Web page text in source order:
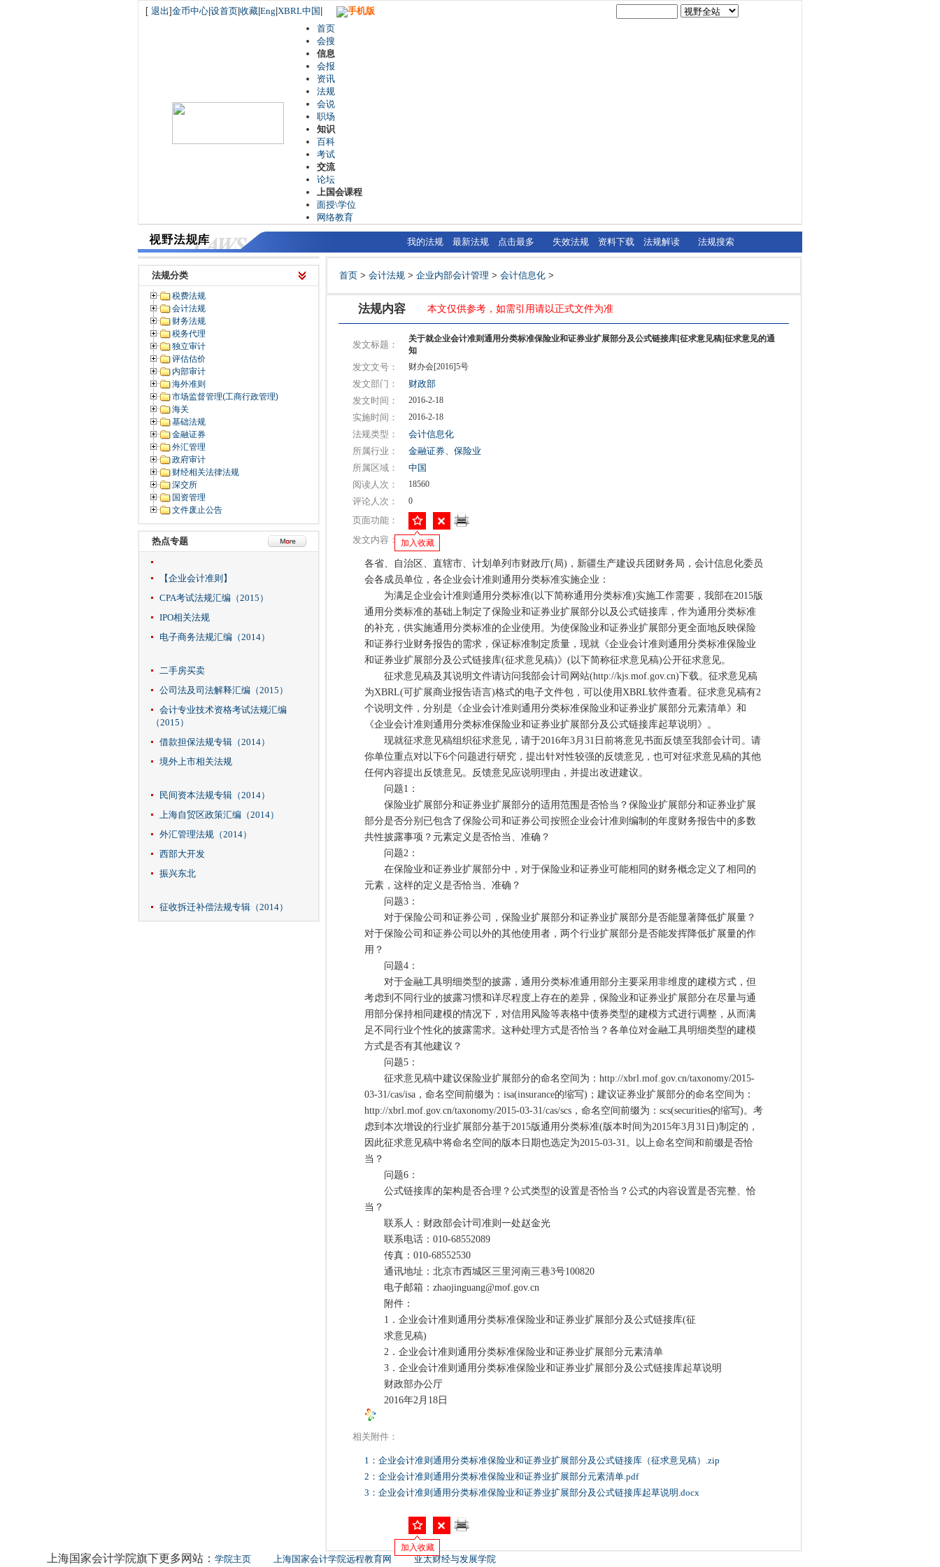
[ 退出]金币中心 设首页 收藏 Eng XBRL中国
手机版
首页
会搜
信息
会报
资讯
法规
会说
职场
知识
百科
考试
交流
论坛
上国会课程
面授\学位
网络教育
我的法规 最新法规 点击最多 失效法规 资料下载 法规解读 法规搜索
法规分类
税费法规
会计法规
财务法规
税务代理
独立审计
评估估价
内部审计
海外准则
市场监督管理(工商行政管理)
海关
基础法规
金融证券
外汇管理
政府审计
财经相关法律法规
深交所
国资管理
文件废止公告
热点专题
【企业会计准则】
CPA考试法规汇编（2015）
IPO相关法规
电子商务法规汇编（2014）
二手房买卖
公司法及司法解释汇编（2015）
会计专业技术资格考试法规汇编
（2015）
借款担保法规专辑（2014）
境外上市相关法规
民间资本法规专辑（2014）
上海自贸区政策汇编（2014）
外汇管理法规（2014）
西部大开发
振兴东北
征收拆迁补偿法规专辑（2014）
首页 > 会计法规 > 企业内部会计管理 > 会计信息化 >
法规内容 本文仅供参考，如需引用请以正式文件为准
发文标题：
关于就企业会计准则通用分类标准保险业和证券业扩展部分及公式链接库[征求意见稿]征求意见的通
知
发文文号： 财办会[2016]5号
发文部门：
财政部
发文时间：
2016-2-18
实施时间： 2016-2-18
法规类型：
会计信息化
所属行业：
金融证券、保险业
所属区域：
中国
阅读人次：
18560
评论人次： 0
页面功能：
加入收藏
发文内容：
各省、自治区、直辖市、计划单列市财政厅(局)，新疆生产建设兵团财务局，会计信息化委员
会各成员单位，各企业会计准则通用分类标准实施企业：
为满足企业会计准则通用分类标准(以下简称通用分类标准)实施工作需要，我部在2015版
通用分类标准的基础上制定了保险业和证券业扩展部分以及公式链接库，作为通用分类标准
的补充，供实施通用分类标准的企业使用。为使保险业和证券业扩展部分更全面地反映保险
和证券行业财务报告的需求，保证标准制定质量，现就《企业会计准则通用分类标准保险业
和证券业扩展部分及公式链接库(征求意见稿)》(以下简称征求意见稿)公开征求意见。
征求意见稿及其说明文件请访问我部会计司网站(http://kjs.mof.gov.cn)下载。征求意见稿
为XBRL(可扩展商业报告语言)格式的电子文件包，可以使用XBRL软件查看。征求意见稿有2
个说明文件，分别是《企业会计准则通用分类标准保险业和证券业扩展部分元素清单》和
《企业会计准则通用分类标准保险业和证券业扩展部分及公式链接库起草说明》。
现就征求意见稿组织征求意见，请于2016年3月31日前将意见书面反馈至我部会计司。请
你单位重点对以下6个问题进行研究，提出针对性较强的反馈意见，也可对征求意见稿的其他
任何内容提出反馈意见。反馈意见应说明理由，并提出改进建议。
问题1：
保险业扩展部分和证券业扩展部分的适用范围是否恰当？保险业扩展部分和证券业扩展
部分是否分别已包含了保险公司和证券公司按照企业会计准则编制的年度财务报告中的多数
共性披露事项？元素定义是否恰当、准确？
问题2：
在保险业和证券业扩展部分中，对于保险业和证券业可能相同的财务概念定义了相同的
元素，这样的定义是否恰当、准确？
问题3：
对于保险公司和证券公司，保险业扩展部分和证券业扩展部分是否能显著降低扩展量？
对于保险公司和证券公司以外的其他使用者，两个行业扩展部分是否能发挥降低扩展量的作
用？
问题4：
对于金融工具明细类型的披露，通用分类标准通用部分主要采用非维度的建模方式，但
考虑到不同行业的披露习惯和详尽程度上存在的差异，保险业和证券业扩展部分在尽量与通
用部分保持相同建模的情况下，对信用风险等表格中债券类型的建模方式进行调整，从而满
足不同行业个性化的披露需求。这种处理方式是否恰当？各单位对金融工具明细类型的建模
方式是否有其他建议？
问题5：
征求意见稿中建议保险业扩展部分的命名空间为：http://xbrl.mof.gov.cn/taxonomy/2015-
03-31/cas/isa，命名空间前缀为：isa(insurance的缩写)；建议证券业扩展部分的命名空间为：
http://xbrl.mof.gov.cn/taxonomy/2015-03-31/cas/scs，命名空间前缀为：scs(securities的缩写)。考
虑到本次增设的行业扩展部分基于2015版通用分类标准(版本时间为2015年3月31日)制定的，
因此征求意见稿中将命名空间的版本日期也选定为2015-03-31。以上命名空间和前缀是否恰
当？
问题6：
公式链接库的架构是否合理？公式类型的设置是否恰当？公式的内容设置是否完整、恰
当？
联系人：财政部会计司准则一处赵金光
联系电话：010-68552089
传真：010-68552530
通讯地址：北京市西城区三里河南三巷3号100820
电子邮箱：zhaojinguang@mof.gov.cn
附件：
1．企业会计准则通用分类标准保险业和证券业扩展部分及公式链接库(征
求意见稿)
2．企业会计准则通用分类标准保险业和证券业扩展部分元素清单
3．企业会计准则通用分类标准保险业和证券业扩展部分及公式链接库起草说明
财政部办公厅
2016年2月18日
相关附件：
1：企业会计准则通用分类标准保险业和证券业扩展部分及公式链接库（征求意见稿）.zip
2：企业会计准则通用分类标准保险业和证券业扩展部分元素清单.pdf
3：企业会计准则通用分类标准保险业和证券业扩展部分及公式链接库起草说明.docx
加入收藏
上海国家会计学院旗下更多网站： 学院主页 上海国家会计学院远程教育网 亚太财经与发展学院